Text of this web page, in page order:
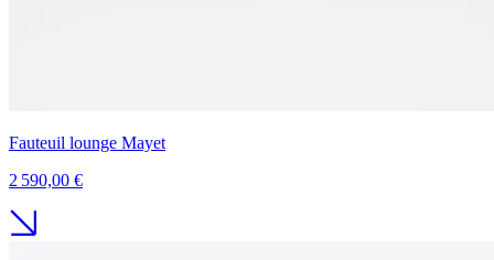
Fauteuil lounge Mayet
2 590,00 €